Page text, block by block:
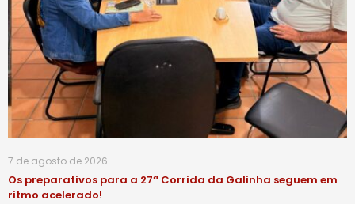
7 de agosto de 2026
Os preparativos para a 27ª Corrida da Galinha seguem em
ritmo acelerado!